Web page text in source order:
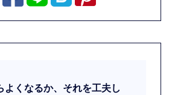
よくなるか、それを工夫し